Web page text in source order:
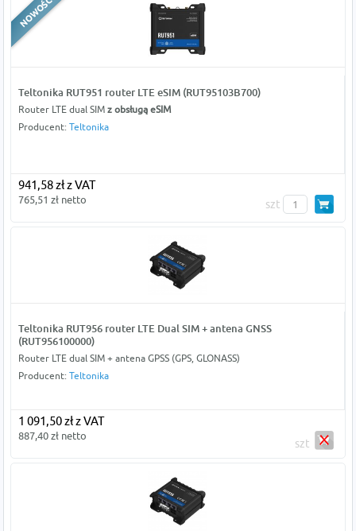
Teltonika RUT951 router LTE eSIM (RUT95103B700)
Router LTE dual SIM z obsługą eSIM
Producent: Teltonika
941,58 zł z VAT
765,51 zł netto szt
Teltonika RUT956 router LTE Dual SIM + antena GNSS
(RUT956100000)
Router LTE dual SIM + antena GPSS (GPS, GLONASS)
Producent: Teltonika
1 091,50 zł z VAT
887,40 zł netto
szt